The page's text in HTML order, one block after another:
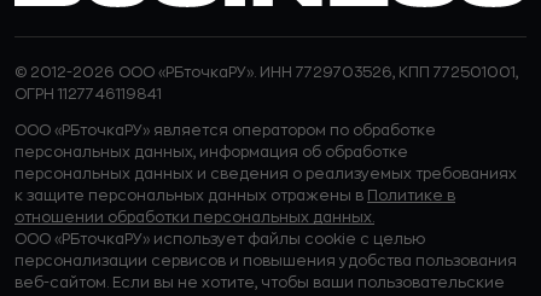
© 2012-2026 ООО «РБточкаРУ». ИНН 7729703526, КПП 772501001,
ОГРН 1127746119841
ООО «РБточкаРУ» является оператором по обработке
персональных данных, информация об обработке
персональных данных и сведения о реализуемых требованиях
к защите персональных данных отражены в Политике в
отношении обработки персональных данных.
ООО «РБточкаРУ» использует файлы cookie с целью
персонализации сервисов и повышения удобства пользования
веб-сайтом. Если вы не хотите, чтобы ваши пользовательские